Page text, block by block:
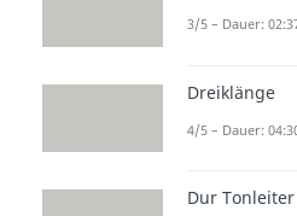
sind und wie
du bei unserem
richtig! Hier
einfach die
Notenwerte
3/5 – Dauer:
Dreiklänge
4/5 – Dauer:
Dur Tonleiter